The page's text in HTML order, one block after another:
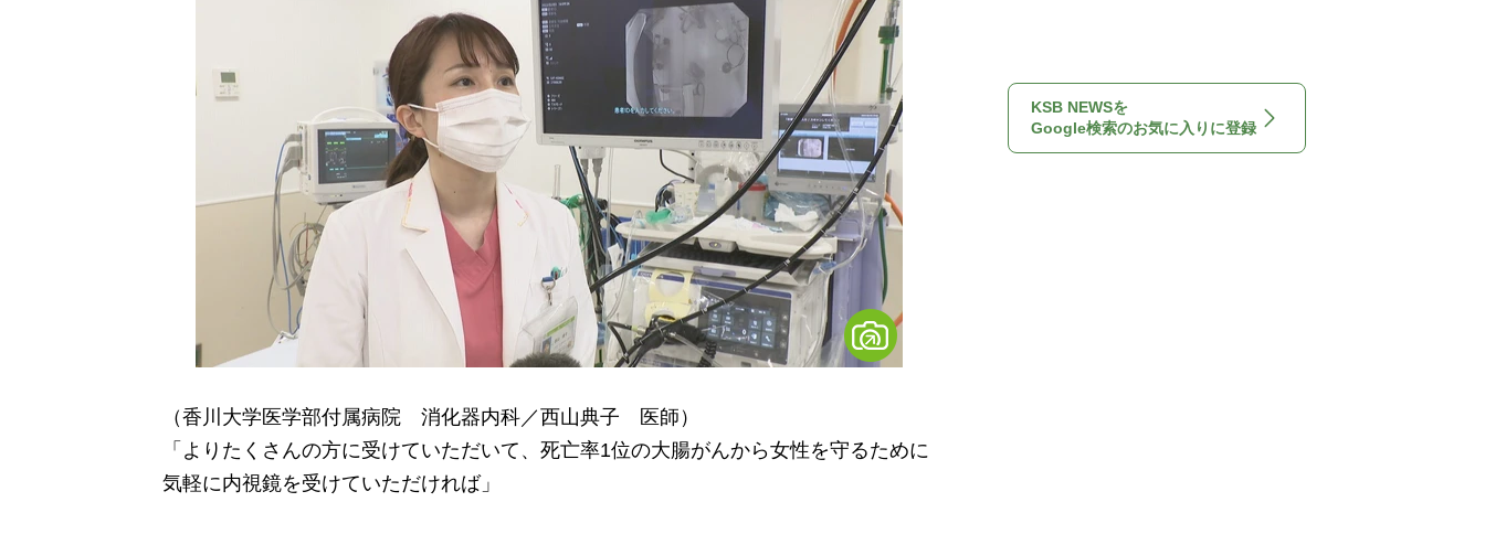
（香川大学医学部付属病院 消化器内科／西山典子 医師）
「よりたくさんの方に受けていただいて、死亡率1位の大腸がんから女性を守るために
気軽に内視鏡を受けていただければ」
KSB NEWSを
Google検索のお気に入りに登録